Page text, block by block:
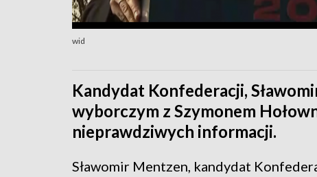
wid
Kandydat Konfederacji,
wyborczym z Szymonem
nieprawdziwych informacji.
Sławomir Mentzen, kandydat